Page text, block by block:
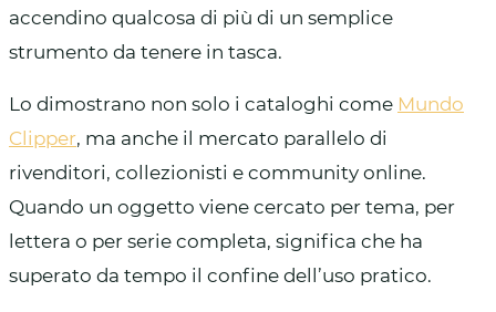
accendino qualcosa di più di un semplice
strumento da tenere in tasca.
Lo dimostrano non solo i cataloghi come Mundo
Clipper, ma anche il mercato parallelo di
rivenditori, collezionisti e community online.
Quando un oggetto viene cercato per tema, per
lettera o per serie completa, significa che ha
superato da tempo il confine dell’uso pratico.